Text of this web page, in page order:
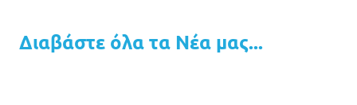
Διαβάστε όλα τα Νέα μας...